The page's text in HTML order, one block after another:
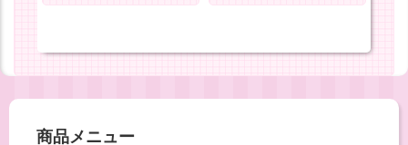
商品メニュー